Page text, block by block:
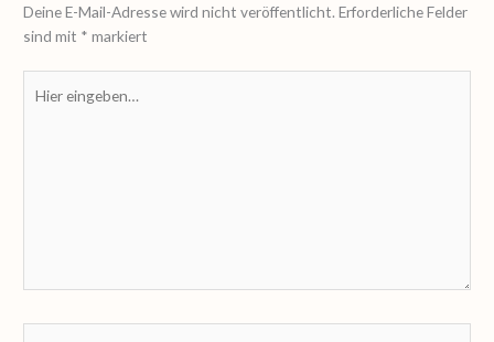
Deine E-Mail-Adresse wird nicht veröffentlicht. Erforderliche Felder
sind mit * markiert
eingeben…